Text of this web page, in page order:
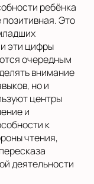
ребёнка
Это
эти цифры
очередным
внимание
но и
центры
и
к
чтения,
деятельности